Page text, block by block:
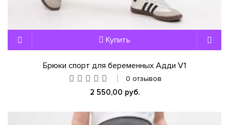
Купить
Брюки спорт для беременных Адди V1
0 отзывов
2 550,00 руб.